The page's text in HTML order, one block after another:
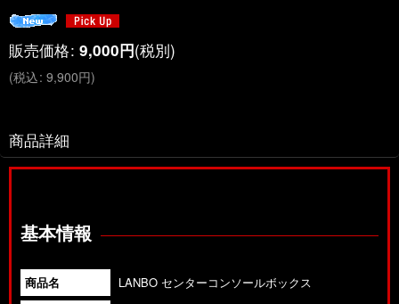
販売価格: 9,000円(税別)
(税込: 9,900円)
商品詳細
基本情報
商品名
LANBO センターコンソールボックス